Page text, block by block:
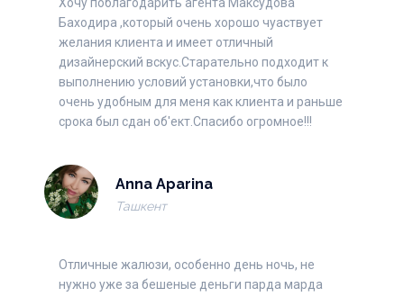
Баходира ,который очень хорошо чуаствует
желания клиента и имеет отличный
дизайнерский вскус.Старательно подходит к
выполнению условий установки,что было
очень удобным для меня как клиента и раньше
срока был сдан об'ект.Спасибо огромное!!!
Anna Aparina
Ташкент
Отличные жалюзи, особенно день ночь, не
нужно уже за бешеные деньги парда марда